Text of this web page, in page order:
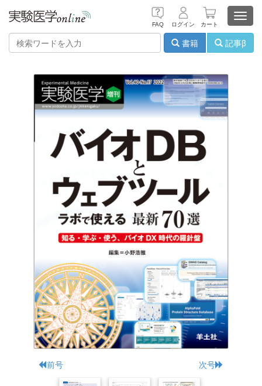
FAQ ログイン カート
書籍
記事β
前号 次号